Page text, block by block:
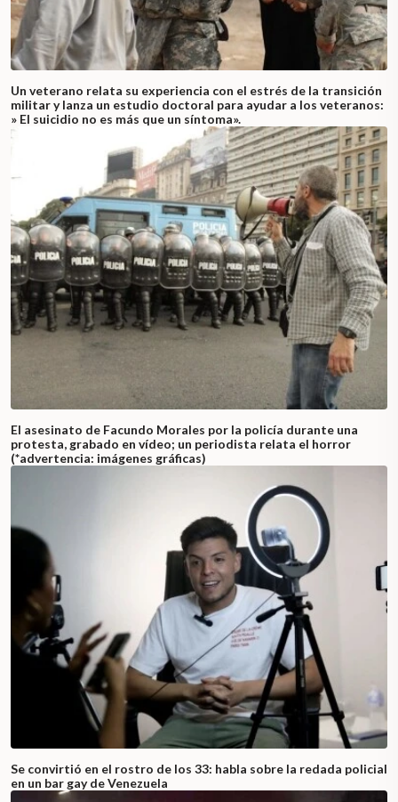
Un veterano relata su experiencia con el estrés de la transición
militar y lanza un estudio doctoral para ayudar a los veteranos:
» El suicidio no es más que un síntoma».
El asesinato de Facundo Morales por la policía durante una
protesta, grabado en vídeo; un periodista relata el horror
(*advertencia: imágenes gráficas)
Se convirtió en el rostro de los 33: habla sobre la redada policial
en un bar gay de Venezuela